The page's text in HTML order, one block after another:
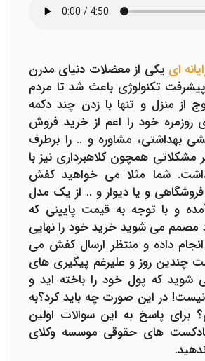
ای یکی از معضلات دنیای مدرن
تکنولوژی باعث شد تا مردم
از منزل و تنها با زدن چند دکمه
روزمره خود را اعم از خرید فروش
بهداشتی، مشاوره و .. را برطرف
مشکلاتی همچون کلاهبرداری نیز با
شما مثلا می خواهید کفش
و یا دیوار و .. از یک مدل
و با توجه به قیمت پایینی که
مصمم می شوید خرید خود را نهایی
داده و منتظر ارسال کفش می
چندین روز و علیرغم پیگیری های
شوید که پول خود را باخته اید و
در این صورت چه باید کرد؟به
برای پاسخ به این سوالات اولین
های حقوقی موسسه وکلای